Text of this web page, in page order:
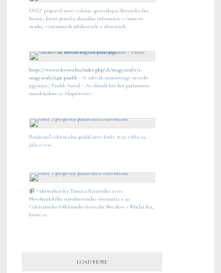
ÚSŽZ pripravil nové vydanie spravodajcu Slovensko bez
hraníc, ktorý prináša aktuálne informácie o činnosti
úradu, významných udalostiach a aktivitách...
https://www.oslovma.hu/index.php/sk/magyarul/171-
magyarul2/1491-paulik - A szlovák nemzetiségi szószóló
jegyzetei / Paulik Antal: - Az elmúlt két hét parlamenti
munkájában az Alaptörvény...
Používateľ oslovma.hu pridal nové fotky (133) z dňa 29.
júla o 2:00.
📹 Videonahrávka Tamása Kerényiho zo 60.
Novohradského národnostného stretnutia a 30.
Celoštátneho folklórneho festivalu Slovákov v Maďarsku,
ktoré sa...
LOAD MORE